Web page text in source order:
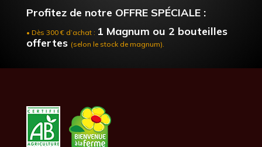
Profitez de notre OFFRE SPÉCIALE :
• Dès 300 € d’achat : 1 Magnum ou 2 bouteilles
offertes (selon le stock de magnum).